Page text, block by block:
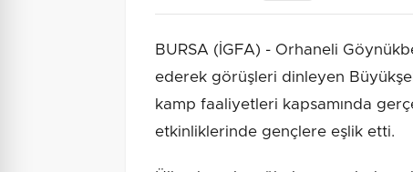
BURSA (İGFA) - Orhaneli
ederek görüşleri dinleyen
kamp faaliyetleri kapsamında
etkinliklerinde gençlere eşlik etti.